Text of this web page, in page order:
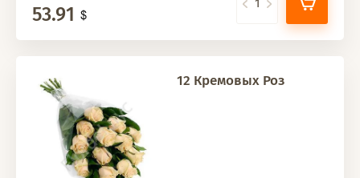
53.91
12 Кремовых Роз